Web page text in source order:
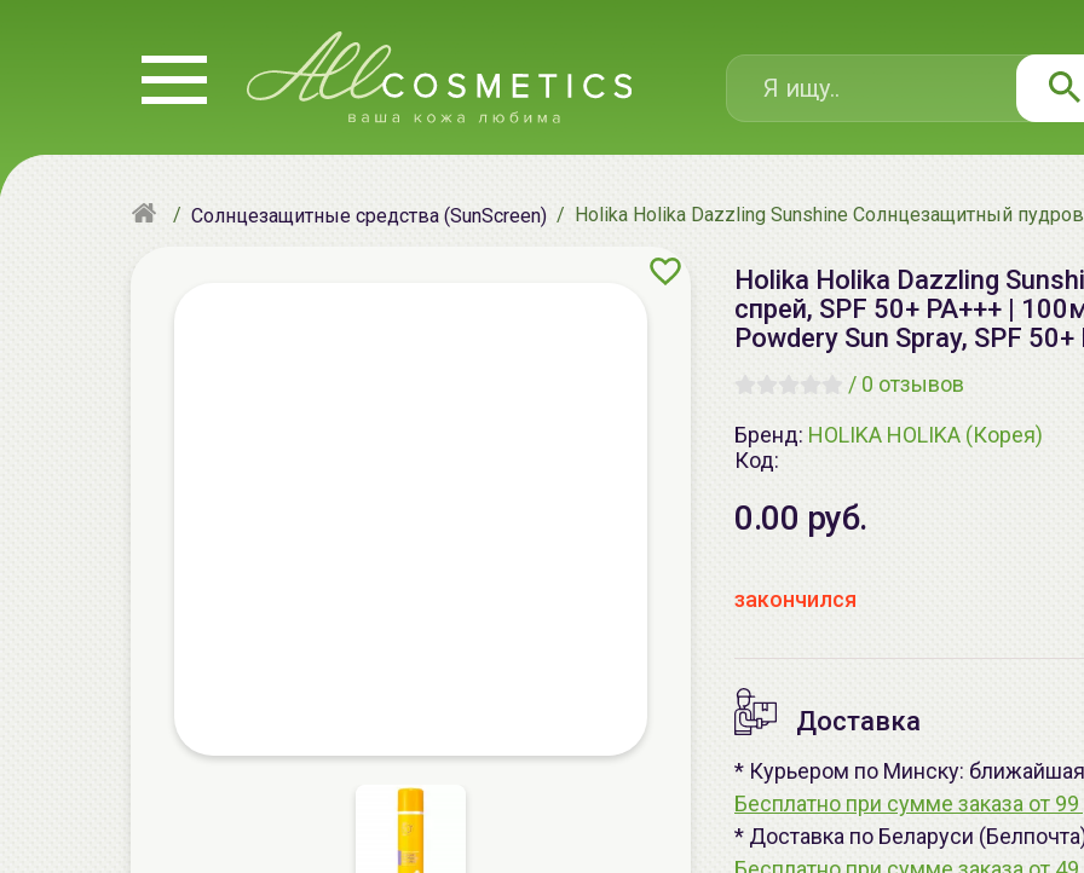
Солнцезащитные средства (SunScreen) Holika Holika Dazzling Sunshine Солнцезащитный
Holika Holika Dazzling
спрей, SPF 50+ PA+++ |
Powdery Sun Spray, SPF 50+
/ 0 отзывов
Бренд: HOLIKA HOLIKA (Корея)
Код:
0.00 руб.
закончился
Доставка
* Курьером по Минску: ближайшая
Бесплатно при сумме заказа от 99
* Доставка по Беларуси